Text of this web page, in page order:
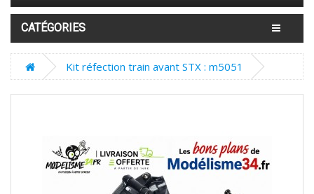
CATÉGORIES
Kit réfection train avant STX : m5051